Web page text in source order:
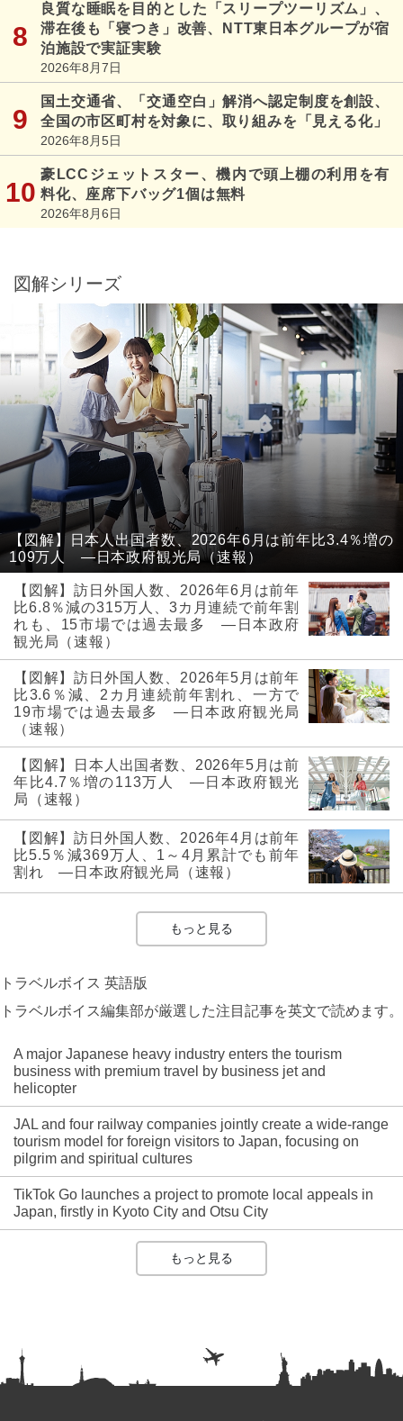
良質な睡眠を目的とした「スリープツーリズム」、
滞在後も「寝つき」改善、NTT東日本グループが宿
泊施設で実証実験
2026年8月7日
国土交通省、「交通空白」解消へ認定制度を創設、
全国の市区町村を対象に、取り組みを「見える化」
2026年8月5日
豪LCCジェットスター、機内で頭上棚の利用を有
料化、座席下バッグ1個は無料
2026年8月6日
図解シリーズ
【図解】日本人出国者数、2026年6月は前年比3.4％増の
109万人 ―日本政府観光局（速報）
【図解】訪日外国人数、2026年6月は前年
比6.8％減の315万人、3カ月連続で前年割
れも、15市場では過去最多 ―日本政府
観光局（速報）
【図解】訪日外国人数、2026年5月は前年
比3.6％減、2カ月連続前年割れ、一方で
19市場では過去最多 ―日本政府観光局
（速報）
【図解】日本人出国者数、2026年5月は前
年比4.7％増の113万人 ―日本政府観光
局（速報）
【図解】訪日外国人数、2026年4月は前年
比5.5％減369万人、1～4月累計でも前年
割れ ―日本政府観光局（速報）
もっと見る
トラベルボイス 英語版
トラベルボイス編集部が厳選した注目記事を英文で読めます。
A major Japanese heavy industry enters the tourism
business with premium travel by business jet and
helicopter
JAL and four railway companies jointly create a wide-range
tourism model for foreign visitors to Japan, focusing on
pilgrim and spiritual cultures
TikTok Go launches a project to promote local appeals in
Japan, firstly in Kyoto City and Otsu City
もっと見る